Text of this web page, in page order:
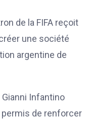
de la FIFA reçoit
une société
argentine de
Gianni Infantino
permis de renforcer